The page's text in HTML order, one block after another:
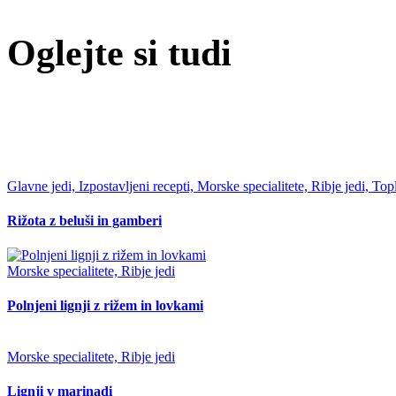
Oglejte si tudi
Glavne jedi, Izpostavljeni recepti, Morske specialitete, Ribje jedi,
Rižota z beluši in gamberi
Morske specialitete, Ribje jedi
Polnjeni lignji z rižem in lovkami
Morske specialitete, Ribje jedi
Lignji v marinadi